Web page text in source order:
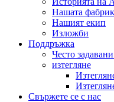
Нашата
Нашият екип
Изложби
Поддръжка
Често
изтегляне
Свържете се с нас